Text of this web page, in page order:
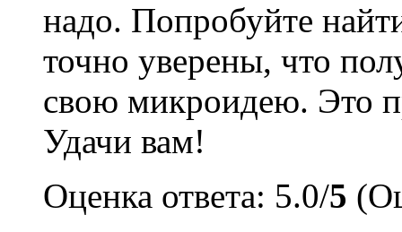
надо. Попробуйте
точно уверены, что
свою микроидею. Это
Удачи вам!
Оценка ответа: 5.0/5